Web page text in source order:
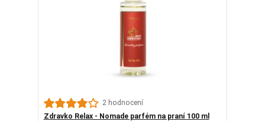
2 hodnocení
Zdravko Relax - Nomade parfém na praní 100 ml